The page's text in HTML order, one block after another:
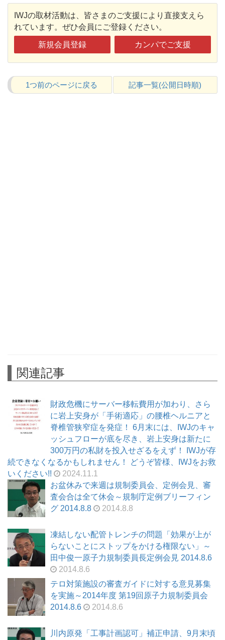
IWJの取材活動は、皆さまのご支援により直接支えら
れています。ぜひ会員にご登録ください。
新規会員登録 カンパでご支援
1つ前のページに戻る 記事一覧(公開日時順)
関連記事
財政危機にサーバー移転費用が加わり、さら
に岩上安身が「手術適応」の腰椎ヘルニアと
脊椎管狭窄症を発症！ 6月末には、IWJのキャ
ッシュフローが底を尽き、岩上安身は新たに
300万円の私財を投入せざるをえず！ IWJが存
続できなくなるかもしれません！ どうぞ皆様、IWJをお救
いください!!
2024.11.1
お盆休みで来週は規制委員会、定例会見、審
査会合は全て休会～規制庁定例ブリーフィン
グ 2014.8.8
2014.8.8
凍結しない配管トレンチの問題「効果が上が
らないことにストップをかける権限ない」～
田中俊一原子力規制委員長定例会見 2014.8.6
2014.8.6
テロ対策施設の審査ガイドに対する意見募集
を実施～2014年度 第19回原子力規制委員会
2014.8.6
2014.8.6
川内原発「工事計画認可」補正申請、9月末頃